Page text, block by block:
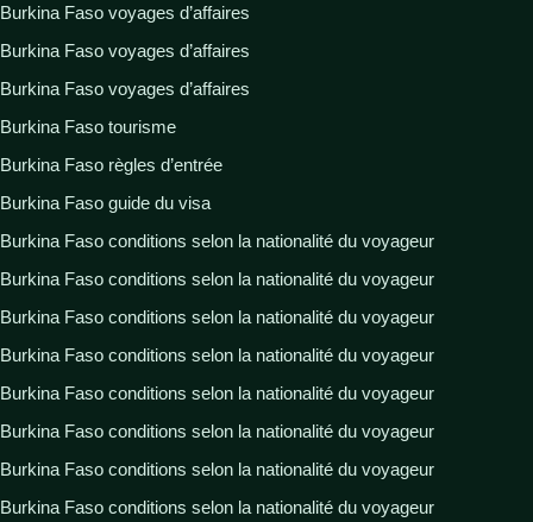
Burkina Faso voyages d’affaires
Burkina Faso voyages d’affaires
Burkina Faso voyages d’affaires
Burkina Faso tourisme
Burkina Faso règles d’entrée
Burkina Faso guide du visa
Burkina Faso conditions selon la nationalité du voyageur
Burkina Faso conditions selon la nationalité du voyageur
Burkina Faso conditions selon la nationalité du voyageur
Burkina Faso conditions selon la nationalité du voyageur
Burkina Faso conditions selon la nationalité du voyageur
Burkina Faso conditions selon la nationalité du voyageur
Burkina Faso conditions selon la nationalité du voyageur
Burkina Faso conditions selon la nationalité du voyageur